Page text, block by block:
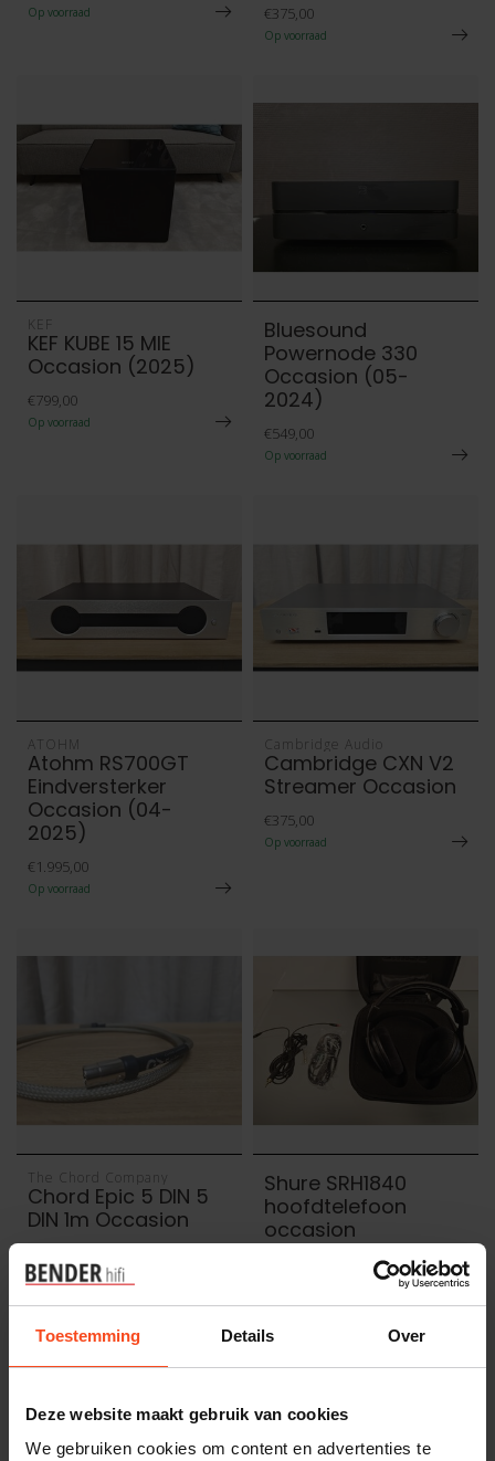
Toestemming Details Over
Deze website maakt gebruik van cookies
We gebruiken cookies om content en advertenties te
Op voorraad €375,00
Op voorraad
KEF
KEF KUBE 15 MIE
Occasion (2025)
€799,00
Op voorraad
Bluesound
Powernode 330
Occasion (05-
2024)
€549,00
Op voorraad
ATOHM
Atohm RS700GT
Eindversterker
Occasion (04-
2025)
€1.995,00
Op voorraad
Cambridge Audio
Cambridge CXN V2
Streamer Occasion
€375,00
Op voorraad
The Chord Company
Chord Epic 5 DIN 5
DIN 1m Occasion
Op voorraad
Shure SRH1840
hoofdtelefoon
occasion